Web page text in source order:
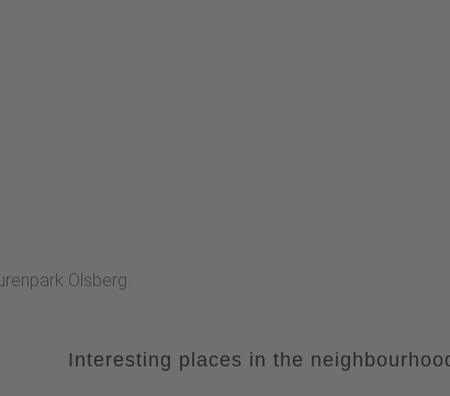
Olsberg.
Interesting places in the